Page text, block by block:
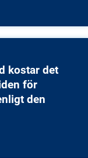
kostar det
för
den